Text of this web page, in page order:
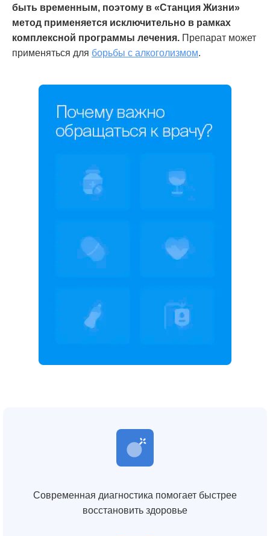
быть временным, поэтому в «Станция Жизни»
метод применяется исключительно в рамках
комплексной программы лечения. Препарат может
применяться для борьбы с алкоголизмом.
Современная диагностика помогает быстрее
восстановить здоровье